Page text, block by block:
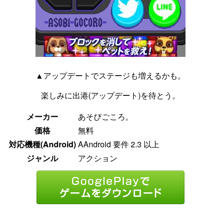
▲アップデートでステージも増えるかも。
楽しみに出港(アップデート)を待とう。
メーカー
あそびごころ。
価格
無料
対応機種(Android)AAndroid 要件 2.3 以上
ジャンル
アクション